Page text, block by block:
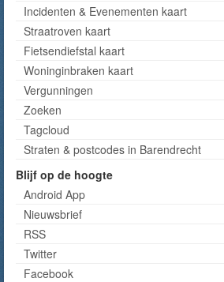
Incidenten & Evenementen kaart
Straatroven kaart
Fietsendiefstal kaart
Woninginbraken kaart
Vergunningen
Zoeken
Tagcloud
Straten & postcodes in Barendrecht
Blijf op de hoogte
Android App
Nieuwsbrief
RSS
Twitter
Facebook